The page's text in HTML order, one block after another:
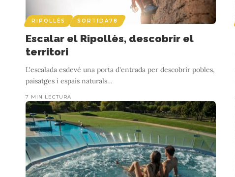
RIPOLLÈS SORTIDA78
Escalar el Ripollès, descobrir el
territori
L'escalada esdevé una porta d'entrada per descobrir pobles,
paisatges i espais naturals…
7 MIN LECTURA